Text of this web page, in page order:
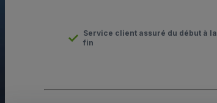
Service client assuré du début à la
fin